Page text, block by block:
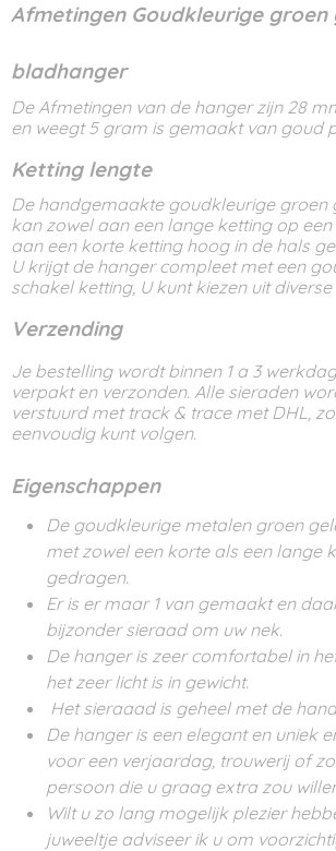
Afmetingen Goudkleurige groen
bladhanger
De Afmetingen van de hanger zijn 28
en weegt 5 gram is gemaakt van goud
Ketting lengte
De handgemaakte goudkleurige groen
kan zowel aan een lange ketting op
aan een korte ketting hoog in de hals
U krijgt de hanger compleet met een
schakel ketting, U kunt kiezen uit diverse
Verzending
Je bestelling wordt binnen 1 a 3
verpakt en verzonden. Alle sieraden
verstuurd met track & trace met DHL,
eenvoudig kunt volgen.
Eigenschappen
De goudkleurige metalen groen
met zowel een korte als een lange
gedragen.
Er is er maar 1 van gemaakt en
bijzonder sieraad om uw nek.
De hanger is zeer comfortabel in
het zeer licht is in gewicht.
Het sieraaad is geheel met de
De hanger is een elegant en uniek
voor een verjaardag, trouwerij of
persoon die u graag extra zou
Wilt u zo lang mogelijk plezier
juweeltje adviseer ik u om